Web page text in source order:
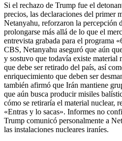
Si el rechazo de Trump fue el
precios, las declaraciones del primer
Netanyahu, reforzaron la percepción
prolongarse más allá de lo que el
entrevista grabada para el programa
CBS, Netanyahu aseguró que aún
y sostuvo que todavía existe material
que debe ser retirado del país, así
enriquecimiento que deben ser
también afirmó que Irán mantiene
que aún busca producir misiles
cómo se retiraría el material nuclear,
«Entras y lo sacas». Informes no
Trump comunicó personalmente a
las instalaciones nucleares iraníes.